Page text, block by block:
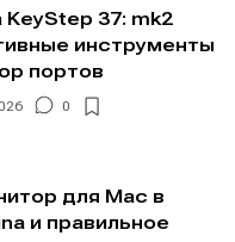
37: mk2
инструменты
портов
0
для Mac в
и правильное